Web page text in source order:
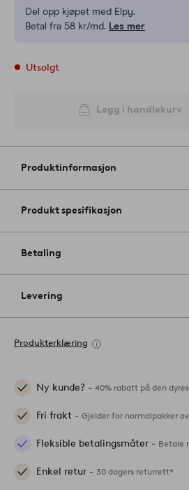
Del opp kjøpet med Elpy.
Betal fra 58 kr/md. Les mer
Utsolgt
Legg i handlekurv
Produktinformasjon
Produkt spesifikasjon
Betaling
Levering
Produkterklæring
Ny kunde? - 40% rabatt på den
Fri frakt - Gjelder for normalpakker
Fleksible betalingsmåter - Betale
Enkel retur - 30 dagers returrett*